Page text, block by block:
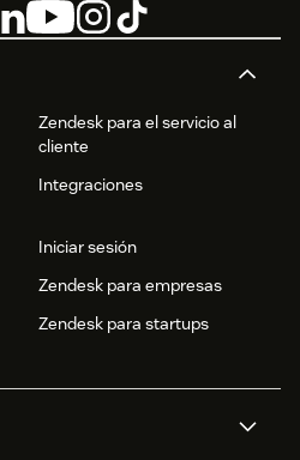
Zendesk para el servicio al
cliente
Integraciones
Iniciar sesión
Zendesk para empresas
Zendesk para startups